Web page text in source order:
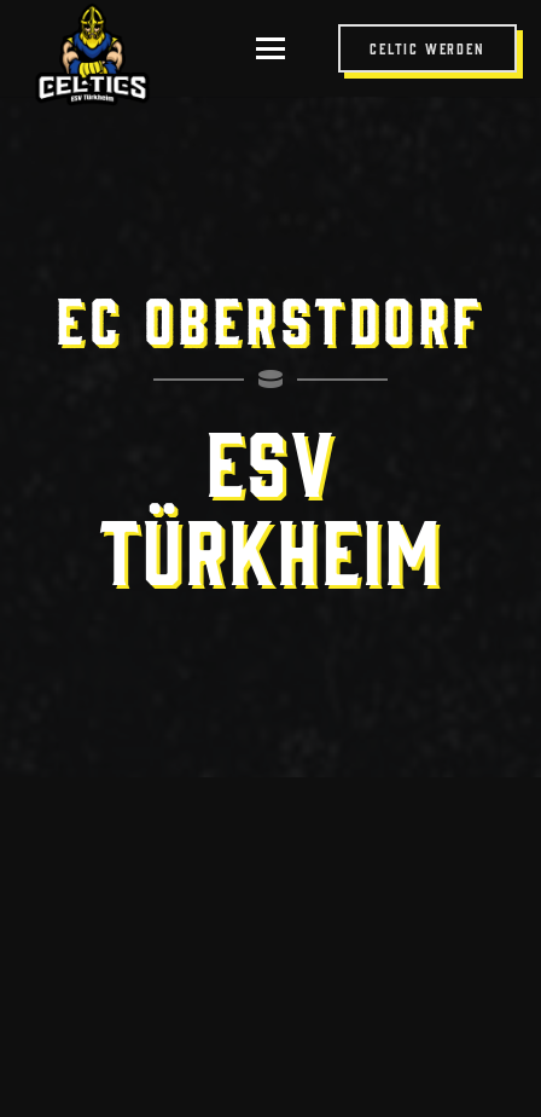
Celtic werden
EC Oberstdorf
ESV
TÜRKHEIM